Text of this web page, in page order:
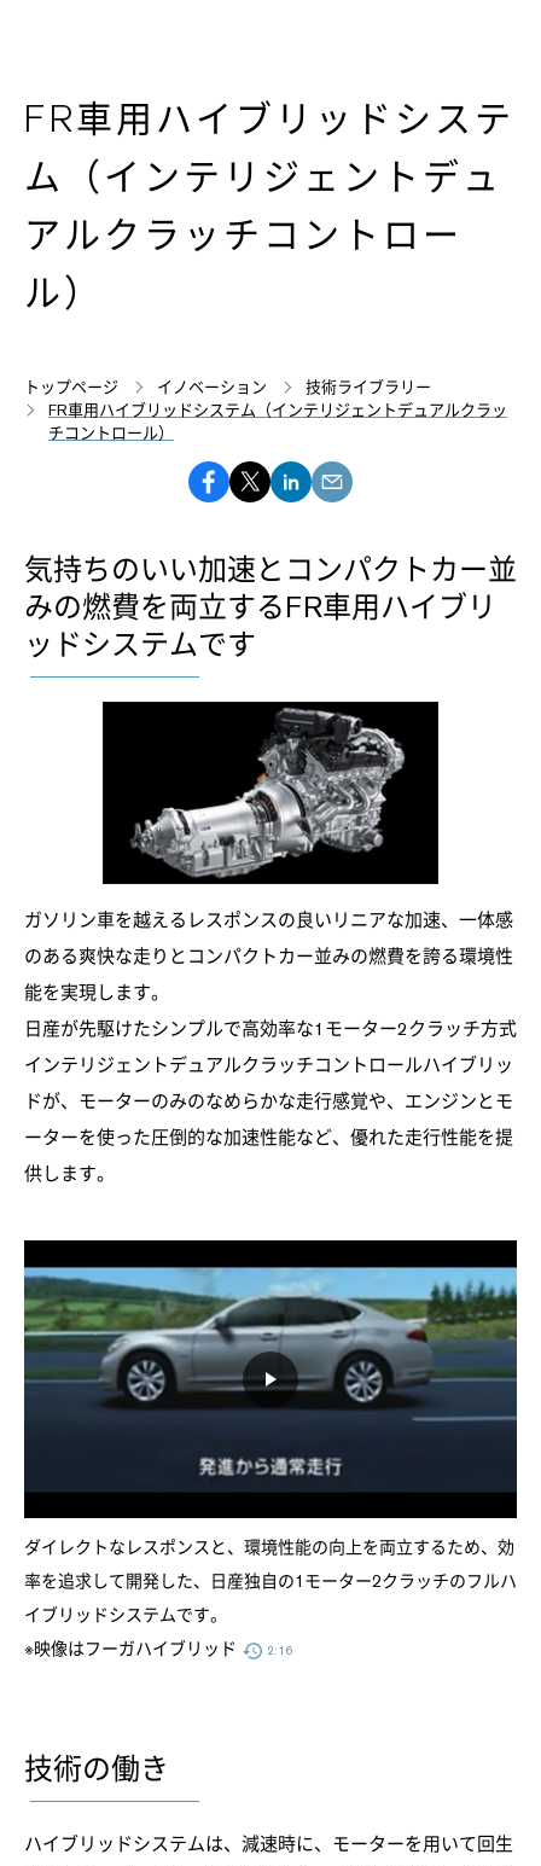
FR車用ハイブリッドシステ
ム（インテリジェントデュ
アルクラッチコントロー
ル）
トップページ イノベーション
技術ライブラリー
FR車用ハイブリッドシステム（インテリジェントデュアルクラッ
チコントロール）
気持ちのいい加速とコンパクトカー並
みの燃費を両立するFR車用ハイブリ
ッドシステムです
ガソリン車を越えるレスポンスの良いリニアな加速、一体感
のある爽快な走りとコンパクトカー並みの燃費を誇る環境性
能を実現します。
日産が先駆けたシンプルで高効率な1モーター2クラッチ方式
インテリジェントデュアルクラッチコントロールハイブリッ
ドが、モーターのみのなめらかな走行感覚や、エンジンとモ
ーターを使った圧倒的な加速性能など、優れた走行性能を提
供します。
ダイレクトなレスポンスと、環境性能の向上を両立するため、効
率を追求して開発した、日産独自の1モーター2クラッチのフルハ
イブリッドシステムです。
※映像はフーガハイブリッド
2:16
技術の働き
ハイブリッドシステムは、減速時に、モーターを用いて回生